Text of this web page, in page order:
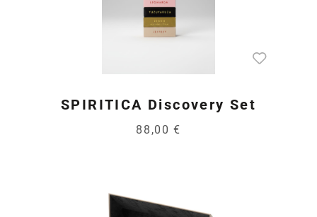
SPIRITICA Discovery Set
88,00 €